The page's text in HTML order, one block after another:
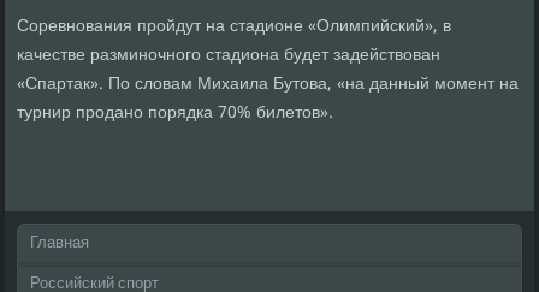
Соревнования пройдут на стадионе «Олимпийский», в
качестве разминочного стадиона будет задействован
«Спартак». По словам Михаила Бутова, «на данный момент на
турнир продано порядка 70% билетов».
Главная
Российский спорт